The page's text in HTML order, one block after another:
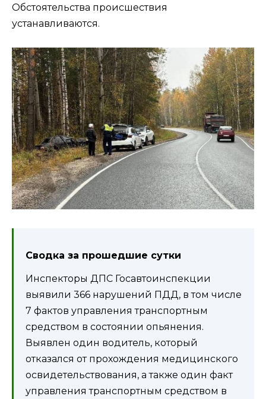
Обстоятельства происшествия
устанавливаются.
Сводка за прошедшие сутки
Инспекторы ДПС Госавтоинспекции
выявили 366 нарушений ПДД, в том числе
7 фактов управления транспортным
средством в состоянии опьянения.
Выявлен один водитель, который
отказался от прохождения медицинского
освидетельствования, а также один факт
управления транспортным средством в